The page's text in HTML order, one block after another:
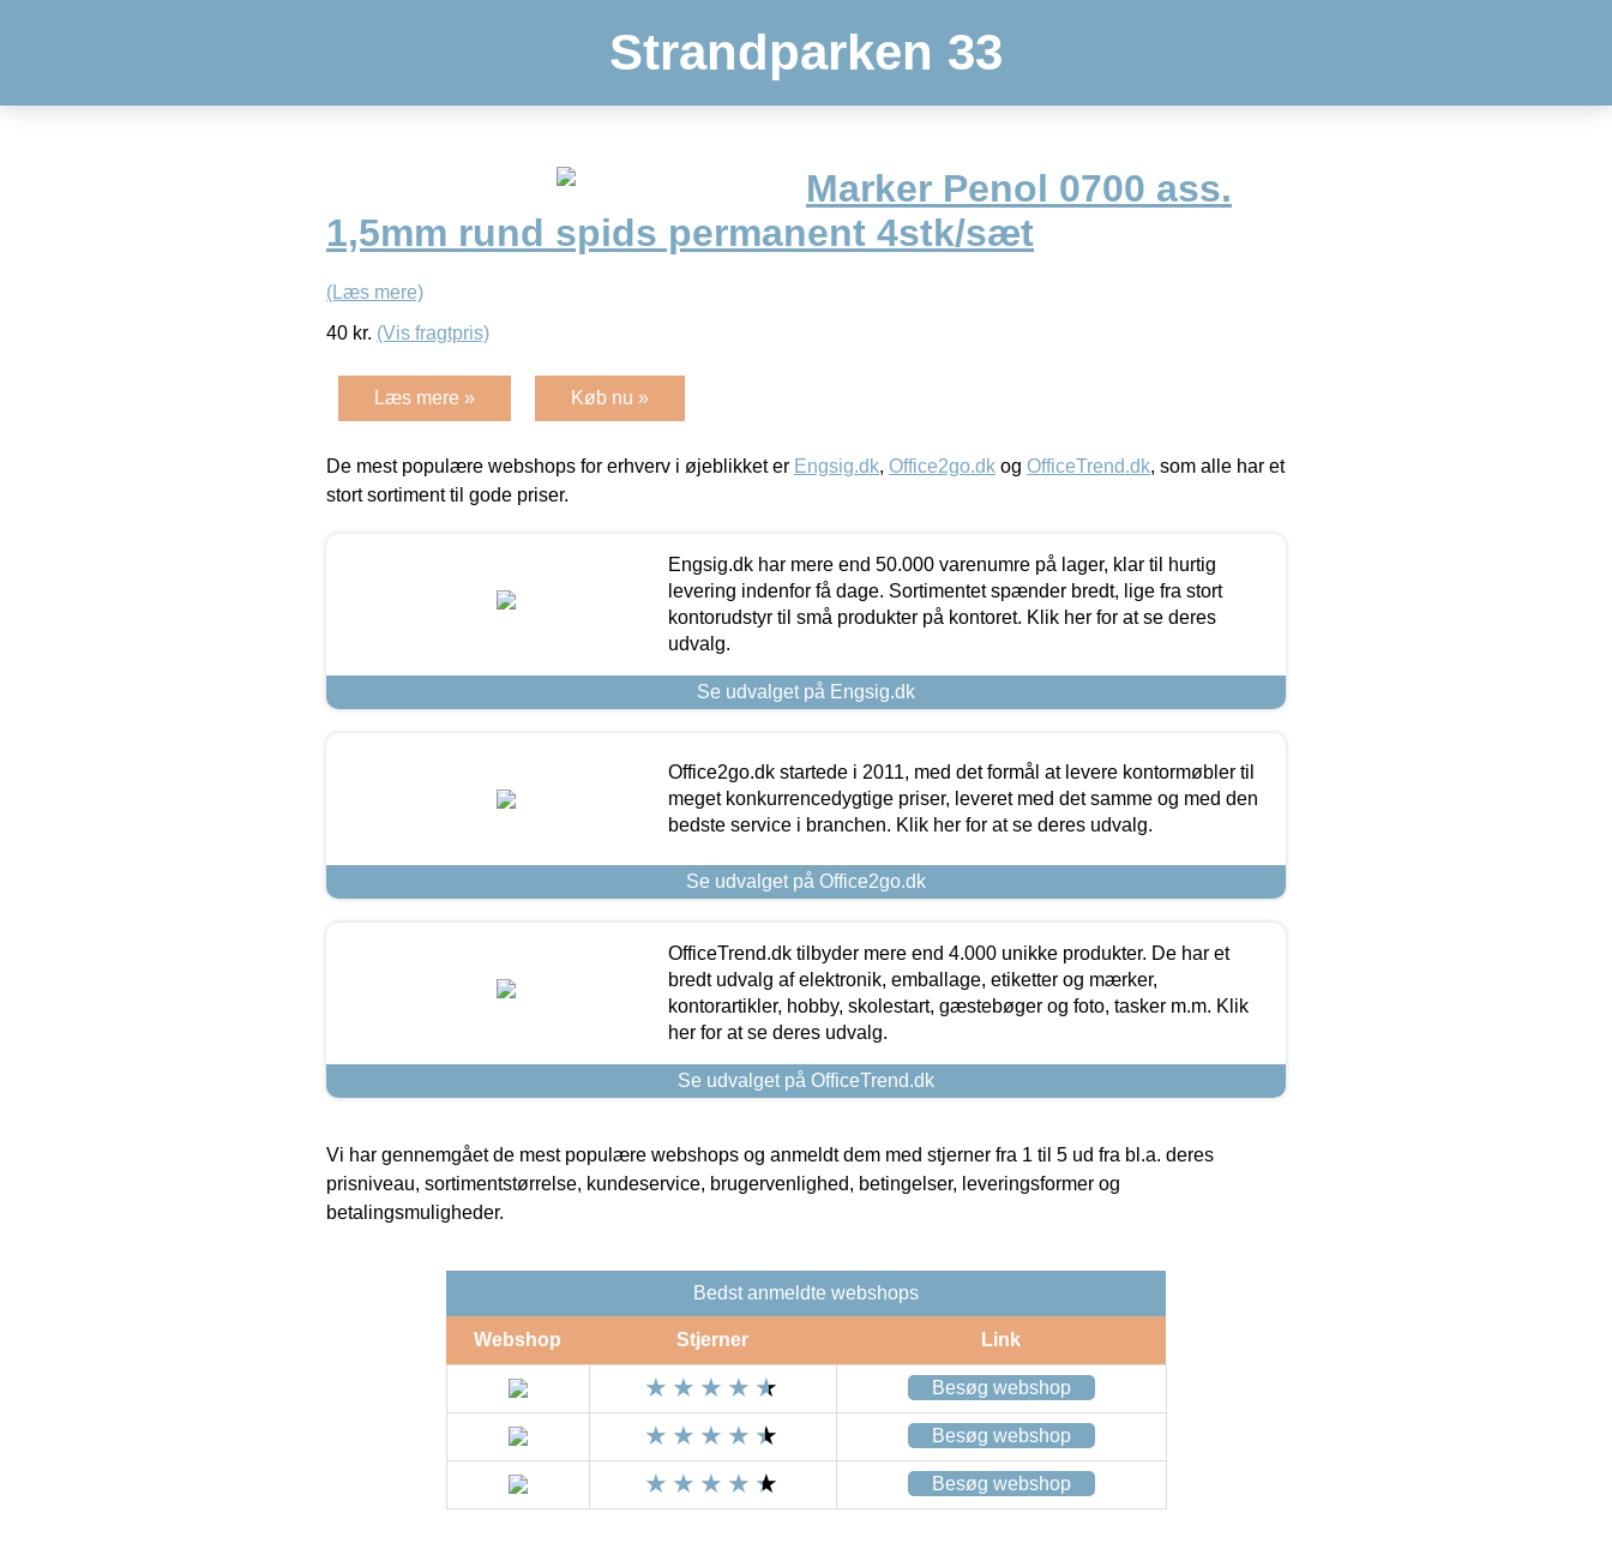
Strandparken 33
Marker Penol 0700 ass.
1,5mm rund spids permanent 4stk/sæt
(Læs mere)
40 kr. (Vis fragtpris)
Læs mere » Køb nu »
De mest populære webshops for erhverv i øjeblikket er Engsig.dk, Office2go.dk og OfficeTrend.dk, som alle har et
stort sortiment til gode priser.
Engsig.dk har mere end 50.000 varenumre på lager, klar til hurtig
levering indenfor få dage. Sortimentet spænder bredt, lige fra stort
kontorudstyr til små produkter på kontoret. Klik her for at se deres
udvalg.
Se udvalget på Engsig.dk
Office2go.dk startede i 2011, med det formål at levere kontormøbler til
meget konkurrencedygtige priser, leveret med det samme og med den
bedste service i branchen. Klik her for at se deres udvalg.
Se udvalget på Office2go.dk
OfficeTrend.dk tilbyder mere end 4.000 unikke produkter. De har et
bredt udvalg af elektronik, emballage, etiketter og mærker,
kontorartikler, hobby, skolestart, gæstebøger og foto, tasker m.m. Klik
her for at se deres udvalg.
Se udvalget på OfficeTrend.dk
Vi har gennemgået de mest populære webshops og anmeldt dem med stjerner fra 1 til 5 ud fra bl.a. deres
prisniveau, sortimentstørrelse, kundeservice, brugervenlighed, betingelser, leveringsformer og
betalingsmuligheder.
Bedst anmeldte webshops
Webshop Stjerner Link
Besøg webshop
Besøg webshop
Besøg webshop